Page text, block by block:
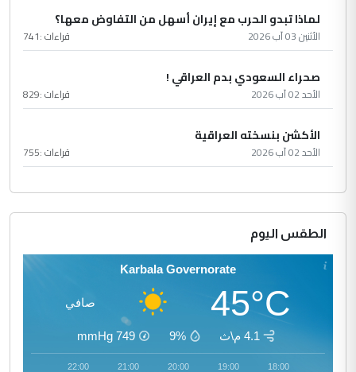
لماذا تبدو الحرب مع إيران أسهل من التفاوض معها؟
الأثنين 03 آب 2026 قراءات :741
صحراء السعودي بدم العراقي !
الأحد 02 آب 2026 قراءات :829
الأكشن بنسخته العراقية
الأحد 02 آب 2026 قراءات :755
الطقس اليوم
Karbala Governorate
45°C صافي
4.1 م\ث 9%
749
mmHg
18:00
19:00
20:00
21:00
22:00